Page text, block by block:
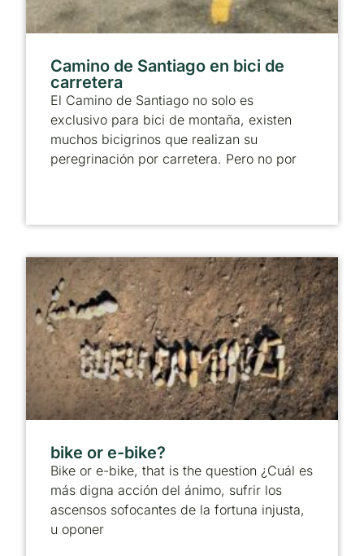
Camino de Santiago en bici de
carretera
El Camino de Santiago no solo es
exclusivo para bici de montaña, existen
muchos bicigrinos que realizan su
peregrinación por carretera. Pero no por
bike or e-bike?
Bike or e-bike, that is the question ¿Cuál es
más digna acción del ánimo, sufrir los
ascensos sofocantes de la fortuna injusta,
u oponer